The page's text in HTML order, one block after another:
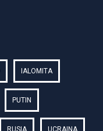
IALOMITA
PUTIN
RUSIA UCRAINA